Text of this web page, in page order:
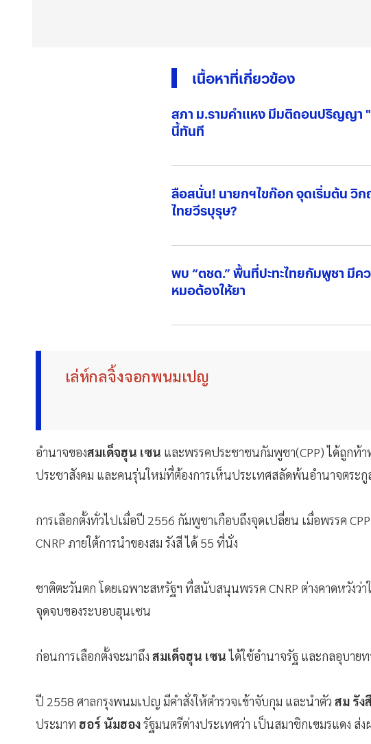
เนื้อหาที่เกี่ยวข้อง
สภา ม.รามคำแหง มีมติถอนปริญญา
นี้ทันที
ลือสนั่น! นายกฯไขก๊อก จุดเริ่มต้น วิ
ไทยวีรบุรุษ?
พบ “ตชด.” พื้นที่ปะทะไทยกัมพูชา มีค
หมอต้องให้ยา
เล่ห์กลจิ้งจอกพนมเปญ
อำนาจของสมเด็จฮุน เซน และพรรคประชาชนกัมพูชา(CPP) ได้ถูกท้
ประชาสังคม และคนรุ่นใหม่ที่ต้องการเห็นประเทศสลัดพ้นอำนาจตระกู
การเลือกตั้งทั่วไปเมื่อปี 2556 กัมพูชาเกือบถึงจุดเปลี่ยน เมื่อพรรค
CNRP ภายใต้การนำของสม รังสี ได้ 55 ที่นั่ง
ชาติตะวันตก โดยเฉพาะสหรัฐฯ ที่สนับสนุนพรรค CNRP ต่างคาดหวังว่
จุดจบของระบอบฮุนเซน
ก่อนการเลือกตั้งจะมาถึง สมเด็จฮุน เซนได้ใช้อำนาจรัฐ และกลอุบาย
ปี 2558 ศาลกรุงพนมเปญ มีคำสั่งให้ตำรวจเข้าจับกุม และนำตัว สม รัง
ประมาท ฮอร์ นัมฮองรัฐมนตรีต่างประเทศว่า เป็นสมาชิกเขมรแดง ส่